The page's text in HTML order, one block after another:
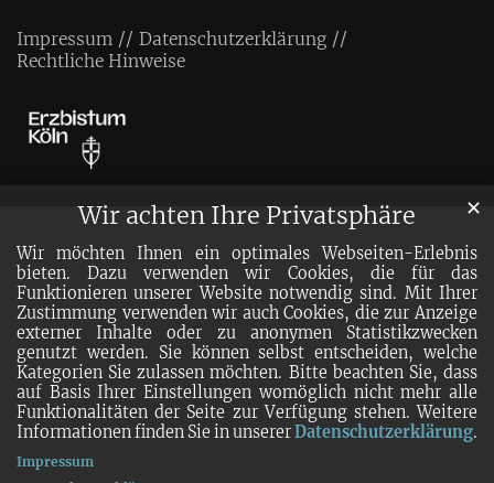
Wir achten Ihre Privatsphäre
Wir möchten Ihnen ein optimales Webseiten-Erlebnis
bieten. Dazu verwenden wir Cookies, die für das
Funktionieren unserer Website notwendig sind. Mit Ihrer
Zustimmung verwenden wir auch Cookies, die zur Anzeige
externer Inhalte oder zu anonymen Statistikzwecken
genutzt werden. Sie können selbst entscheiden, welche
Kategorien Sie zulassen möchten. Bitte beachten Sie, dass
auf Basis Ihrer Einstellungen womöglich nicht mehr alle
Funktionalitäten der Seite zur Verfügung stehen. Weitere
Informationen finden Sie in unsererDatenschutzerklärung.
✕
Impressum
Impressum
Datenschutzerklärung
Rechtliche Hinweise